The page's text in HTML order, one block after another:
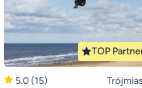
TOP
5.0(15)